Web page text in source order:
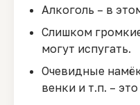
Алкоголь – в
Слишком
могут испугать.
Очевидные
венки и т.п. –